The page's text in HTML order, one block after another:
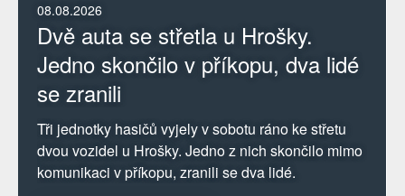
08.08.2026
Dvě auta se střetla u Hrošky.
Jedno skončilo v příkopu, dva lidé
se zranili
Tři jednotky hasičů vyjely v sobotu ráno ke střetu
dvou vozidel u Hrošky. Jedno z nich skončilo mimo
komunikaci v příkopu, zranili se dva lidé.